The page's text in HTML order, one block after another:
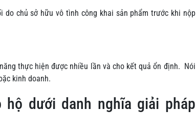
chủ sở hữu vô tình công khai sản phẩm trước khi nộp
thực hiện được nhiều lần và cho kết quả ổn định. Nói
kinh doanh.
dưới danh nghĩa giải pháp